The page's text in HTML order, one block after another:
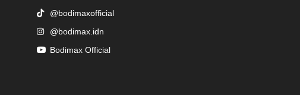
@bodimaxofficial
@bodimax.idn
Bodimax Official